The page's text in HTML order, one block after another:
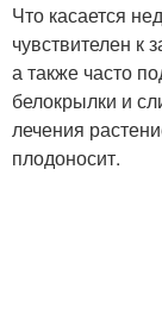
Что касается
чувствителен к
а также часто
белокрылки и
лечения
плодоносит.